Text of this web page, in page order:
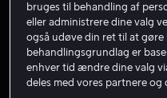
Tyler
bruges til behandling af
eller administrere dine valg
også udøve din ret til at gøre
behandlingsgrundlag er
enhver tid ændre dine valg
deles med vores partnere